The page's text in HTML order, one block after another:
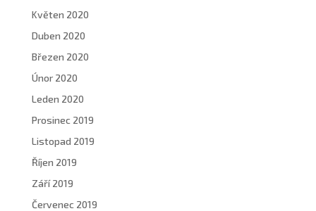
Květen 2020
Duben 2020
Březen 2020
Únor 2020
Leden 2020
Prosinec 2019
Listopad 2019
Říjen 2019
Září 2019
Červenec 2019